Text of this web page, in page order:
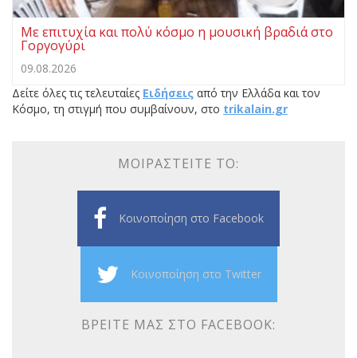
Με επιτυχία και πολύ κόσμο η μουσική βραδιά στο
Γοργογύρι
09.08.2026
Δείτε όλες τις τελευταίες Ειδήσεις από την Ελλάδα και τον
Κόσμο, τη στιγμή που συμβαίνουν, στο trikalain.gr
ΜΟΙΡΑΣΤΕΊΤΕ ΤΟ:
Κοινοποίηση στο Facebook
Κοινοποίηση στο Twitter
ΒΡΕΊΤΕ ΜΑΣ ΣΤΟ FACEBOOK: